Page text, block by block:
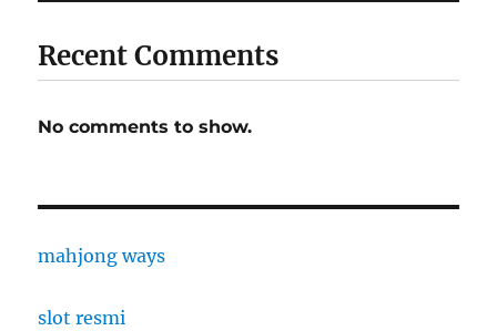
Recent Comments
No comments to show.
mahjong ways
slot resmi